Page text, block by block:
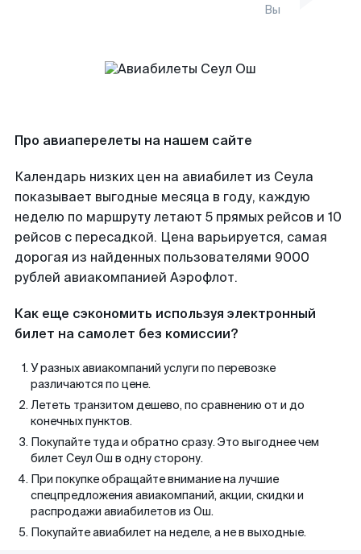
Вы
Про авиаперелеты на нашем сайте
Календарь низких цен на авиабилет из Сеула
показывает выгодные месяца в году, каждую
неделю по маршруту летают 5 прямых рейсов и 10
рейсов с пересадкой. Цена варьируется, самая
дорогая из найденных пользователями 9000
рублей авиакомпанией Аэрофлот.
Как еще сэкономить используя электронный
билет на самолет без комиссии?
У разных авиакомпаний услуги по перевозке
различаются по цене.
Лететь транзитом дешево, по сравнению от и до
конечных пунктов.
Покупайте туда и обратно сразу. Это выгоднее чем
билет Сеул Ош в одну сторону.
При покупке обращайте внимание на лучшие
спецпредложения авиакомпаний, акции, скидки и
распродажи авиабилетов из Ош.
Покупайте авиабилет на неделе, а не в выходные.